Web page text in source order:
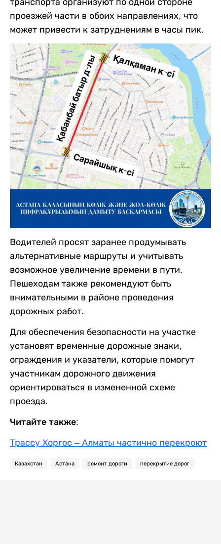
транспорта организуют по одной стороне
проезжей части в обоих направлениях, что
может привести к затруднениям в часы пик.
Водителей просят заранее продумывать
альтернативные маршруты и учитывать
возможное увеличение времени в пути.
Пешеходам также рекомендуют быть
внимательными в районе проведения
дорожных работ.
Для обеспечения безопасности на участке
установят временные дорожные знаки,
ограждения и указатели, которые помогут
участникам дорожного движения
ориентироваться в измененной схеме
проезда.
Читайте также:
Трассу Хоргос – Алматы частично перекроют
Казахстан Астана ремонт дороги перекрытие дорог